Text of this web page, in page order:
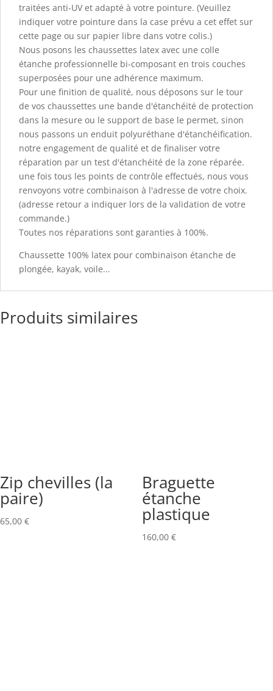
traitées anti-UV et adapté à votre pointure. (Veuillez
indiquer votre pointure dans la case prévu a cet effet sur
cette page ou sur papier libre dans votre colis.)
Nous posons les chaussettes latex avec une colle
étanche professionnelle bi-composant en trois couches
superposées pour une adhérence maximum.
Pour une finition de qualité, nous déposons sur le tour
de vos chaussettes une bande d'étanchéité de protection
dans la mesure ou le support de base le permet, sinon
nous passons un enduit polyuréthane d'étanchéification.
notre engagement de qualité et de finaliser votre
réparation par un test d'étanchéité de la zone réparée.
une fois tous les points de contrôle effectués, nous vous
renvoyons votre combinaison à l'adresse de votre choix.
(adresse retour a indiquer lors de la validation de votre
commande.)
Toutes nos réparations sont garanties à 100%.
Chaussette 100% latex pour combinaison étanche de
plongée, kayak, voile...
Produits similaires
Zip chevilles (la
paire)
65,00 €
Braguette
étanche
plastique
160,00 €